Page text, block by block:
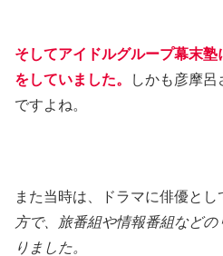
そしてアイドルグループ幕末
をしていました。
しかも彦摩
ですよね。
また当時は、ドラマに俳優とし
方で、旅番組や情報番組など
りました。